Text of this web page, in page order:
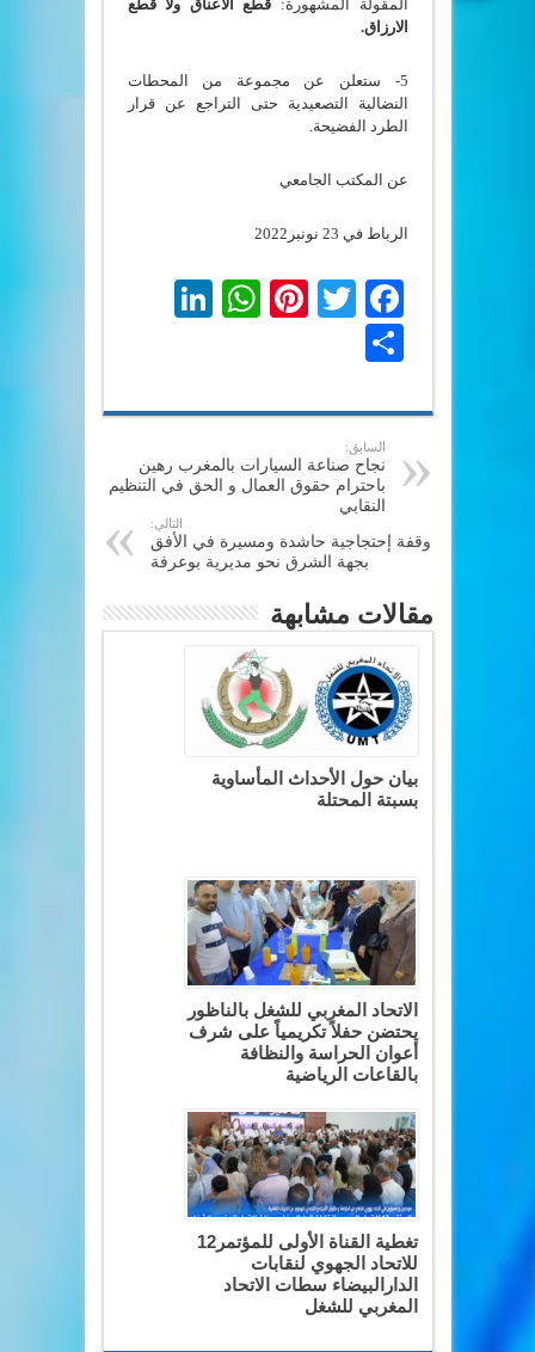
المقولة المشهورة: قطع الاعناق ولا قطع
الارزاق.
5- ستعلن عن مجموعة من المحطات
النضالية التصعيدية حتى التراجع عن قرار
الطرد الفضيحة.
عن المكتب الجامعي
الرباط في 23 نونبر2022
Facebook
Twitter
Pinterest
WhatsApp
السابق:
نجاح صناعة السيارات بالمغرب رهين
باحترام حقوق العمال و الحق في التنظيم
النقابي
التالي:
وقفة إحتجاجية حاشدة ومسيرة في الأفق
بجهة الشرق نحو مديرية بوعرفة
مقالات مشابهة
بيان حول الأحداث المأساوية
بسبتة المحتلة
الاتحاد المغربي للشغل بالناظور
يحتضن حفلاً تكريمياً على شرف
أعوان الحراسة والنظافة
بالقاعات الرياضية
تغطية القناة الأولى للمؤتمر12
للاتحاد الجهوي لنقابات
الدارالبيضاء سطات الاتحاد
المغربي للشغل